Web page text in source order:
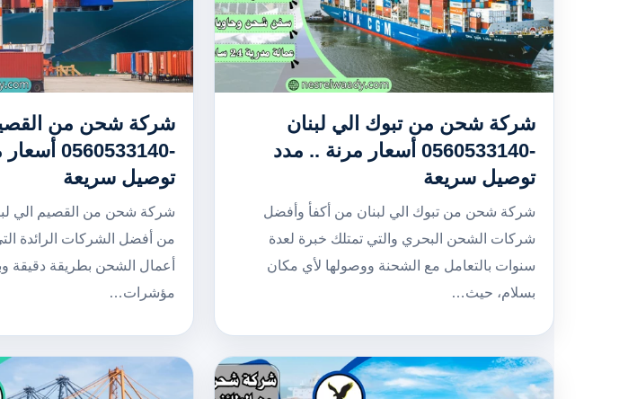
شركة شحن من تبوك الي لبنان
-0560533140 أسعار مرنة .. مدد
توصيل سريعة
شركة شحن من تبوك الي لبنان من أكفأ وأفضل
شركات الشحن البحري والتي تمتلك خبرة لعدة
سنوات بالتعامل مع الشحنة ووصولها لأي مكان
بسلام، حيث…
شركة شحن من
-
توصيل سريعة
شركة شحن من القصيم الي
من أفضل الشركات الرائدة
أعمال الشحن بطريقة دقيقة
مؤشرات…